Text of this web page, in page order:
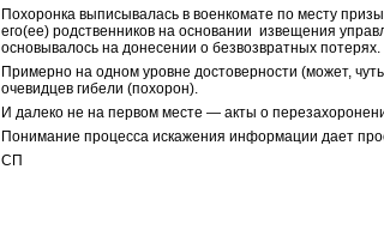
Похоронка выписывалась в военкомате по месту
его(ее) родственников на основании  извещения
основывалось на донесении о безвозвратных потерях.
Примерно на одном уровне достоверности (может,
очевидцев гибели (похорон).
И далеко не на первом месте — акты о
Понимание процесса искажения информации дает
СП